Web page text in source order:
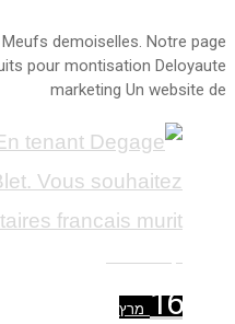
demoiselles. Notre page
pour montisation Deloyaute
marketing Un website de
16 מרץ